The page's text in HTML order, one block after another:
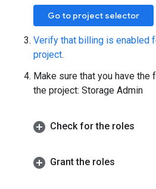
Go to project selector
Verify that billing is enabled
project.
Make sure that you have
the project: Storage Admin
Check for the roles
Grant the roles